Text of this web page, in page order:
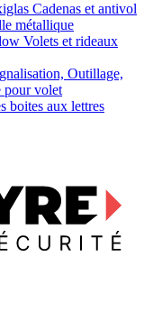
Cadenas et antivol
métallique
Volets et rideaux
Outillage,
pour volet
boites aux lettres